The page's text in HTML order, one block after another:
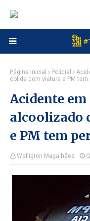
Página inicial Policial
colide com viatura e PM
Acidente
alcoolizado
e PM tem
Welligton Magalhães